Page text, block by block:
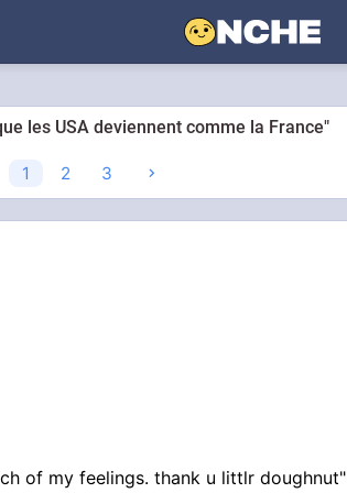
les USA deviennent comme la France"
1 2 3
of my feelings. thank u littlr doughnut"